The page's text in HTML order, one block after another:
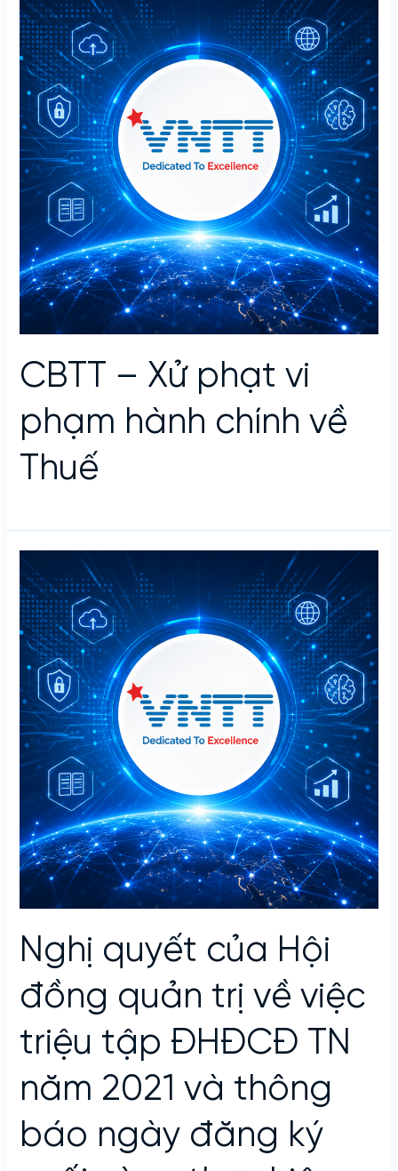
CBTT – Xử phạt vi
phạm hành chính về
Thuế
Nghị quyết của Hội
đồng quản trị về việc
triệu tập ĐHĐCĐ TN
năm 2021 và thông
báo ngày đăng ký